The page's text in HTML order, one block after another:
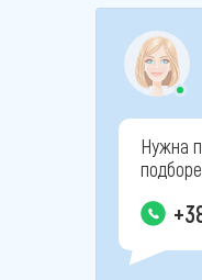
Нужна